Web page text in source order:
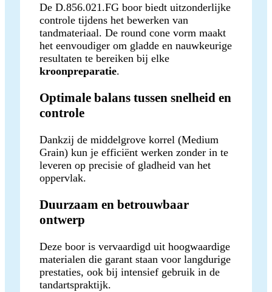
De D.856.021.FG boor biedt uitzonderlijke
controle tijdens het bewerken van
tandmateriaal. De round cone vorm maakt
het eenvoudiger om gladde en nauwkeurige
resultaten te bereiken bij elke
kroonpreparatie.
Optimale balans tussen snelheid en
controle
Dankzij de middelgrove korrel (Medium
Grain) kun je efficiënt werken zonder in te
leveren op precisie of gladheid van het
oppervlak.
Duurzaam en betrouwbaar
ontwerp
Deze boor is vervaardigd uit hoogwaardige
materialen die garant staan voor langdurige
prestaties, ook bij intensief gebruik in de
tandartspraktijk.